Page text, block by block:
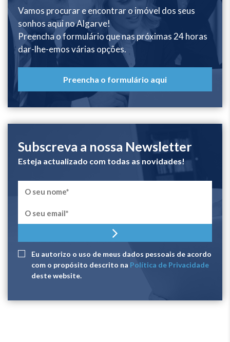
Vamos procurar e encontrar o imóvel dos seus
sonhos aqui no Algarve!
Preencha o formulário que nas próximas 24 horas
dar-lhe-emos várias opções.
Preencha o formulário aqui
Subscreva a nossa Newsletter
Esteja actualizado com todas as novidades!
Eu autorizo ​​o uso de meus dados pessoais de acordo
com o propósito descrito na Política de Privacidade
deste website.